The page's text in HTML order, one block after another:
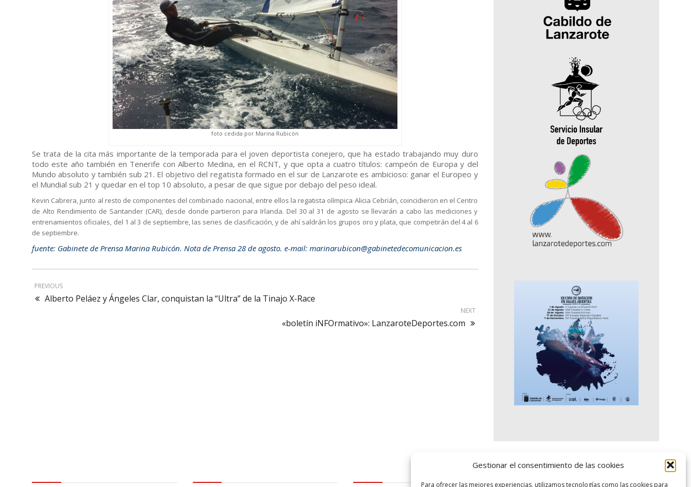
Gestionar el consentimiento de las cookies
Para ofrecer las mejores experiencias, utilizamos tecnologías como las cookies para
foto cedida por Marina Rubicón
Se trata de la cita más importante de la temporada para el joven deportista conejero, que ha estado trabajando muy duro
todo este año también en Tenerife con Alberto Medina, en el RCNT, y que opta a cuatro títulos: campeón de Europa y del
Mundo absoluto y también sub 21. El objetivo del regatista formado en el sur de Lanzarote es ambicioso: ganar el Europeo y
el Mundial sub 21 y quedar en el top 10 absoluto, a pesar de que sigue por debajo del peso ideal.
Kevin Cabrera, junto al resto de componentes del combinado nacional, entre ellos la regatista olímpica Alicia Cebrián, coincidieron en el Centro
de Alto Rendimiento de Santander (CAR), desde donde partieron para Irlanda. Del 30 al 31 de agosto se llevarán a cabo las mediciones y
entrenamientos oficiales, del 1 al 3 de septiembre, las series de clasificación, y de ahí saldrán los grupos oro y plata, que competirán del 4 al 6
de septiembre.
fuente: Gabinete de Prensa Marina Rubicón. Nota de Prensa 28 de agosto. e-mail: marinarubicon@gabinetedecomunicacion.es
PREVIOUS
Alberto Peláez y Ángeles Clar, conquistan la “Ultra” de la Tinajo X-Race
NEXT
«boletín iNFOrmativo»: LanzaroteDeportes.com
logo SID